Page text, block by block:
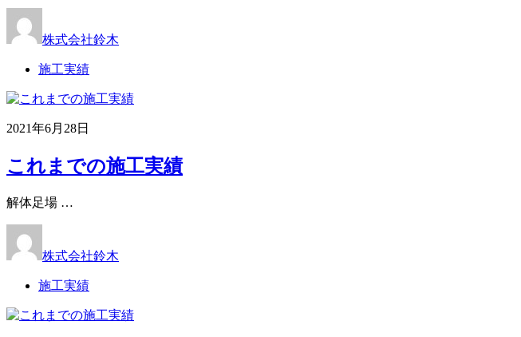
株式会社鈴木
施工実績
2021年6月28日
これまでの施工実績
解体足場 …
株式会社鈴木
施工実績